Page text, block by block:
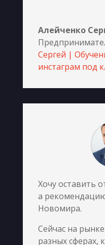
Алейченко
Сергей |
инстаграм под
Хочу оставить
а
Новомира.
Сейчас на
разных сферах,